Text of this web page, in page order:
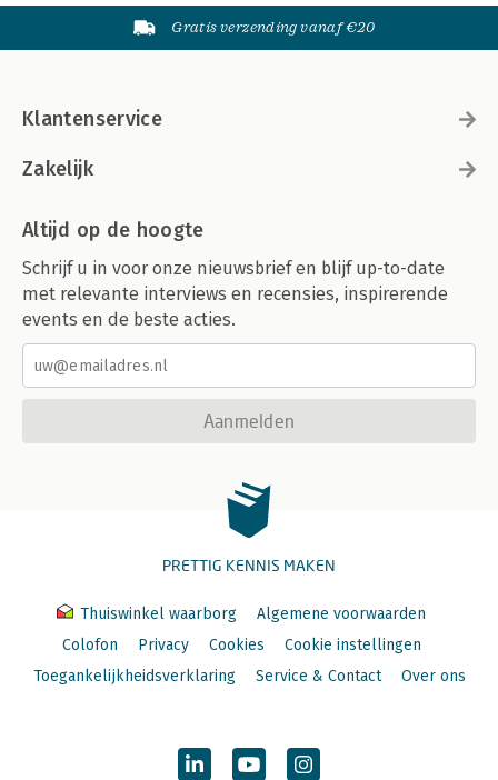
Gratis verzending vanaf €20
Klantenservice
Zakelijk
Altijd op de hoogte
Schrijf u in voor onze nieuwsbrief en blijf up-to-date
met relevante interviews en recensies, inspirerende
events en de beste acties.
Aanmelden
PRETTIG KENNIS MAKEN
Thuiswinkel waarborg
Algemene voorwaarden
Colofon
Privacy Cookies
Cookie instellingen
Toegankelijkheidsverklaring
Service & Contact Over ons